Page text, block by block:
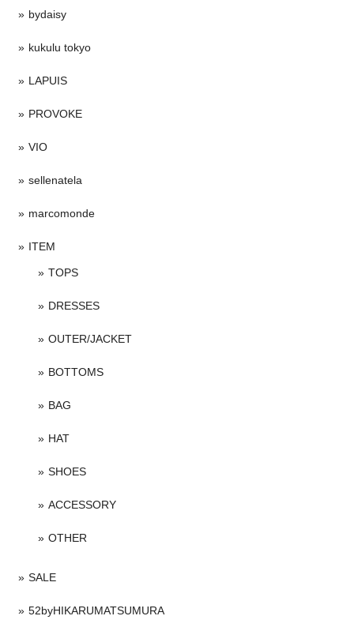
bydaisy
kukulu tokyo
LAPUIS
PROVOKE
VIO
sellenatela
marcomonde
ITEM
TOPS
DRESSES
OUTER/JACKET
BOTTOMS
BAG
HAT
SHOES
ACCESSORY
OTHER
SALE
52byHIKARUMATSUMURA